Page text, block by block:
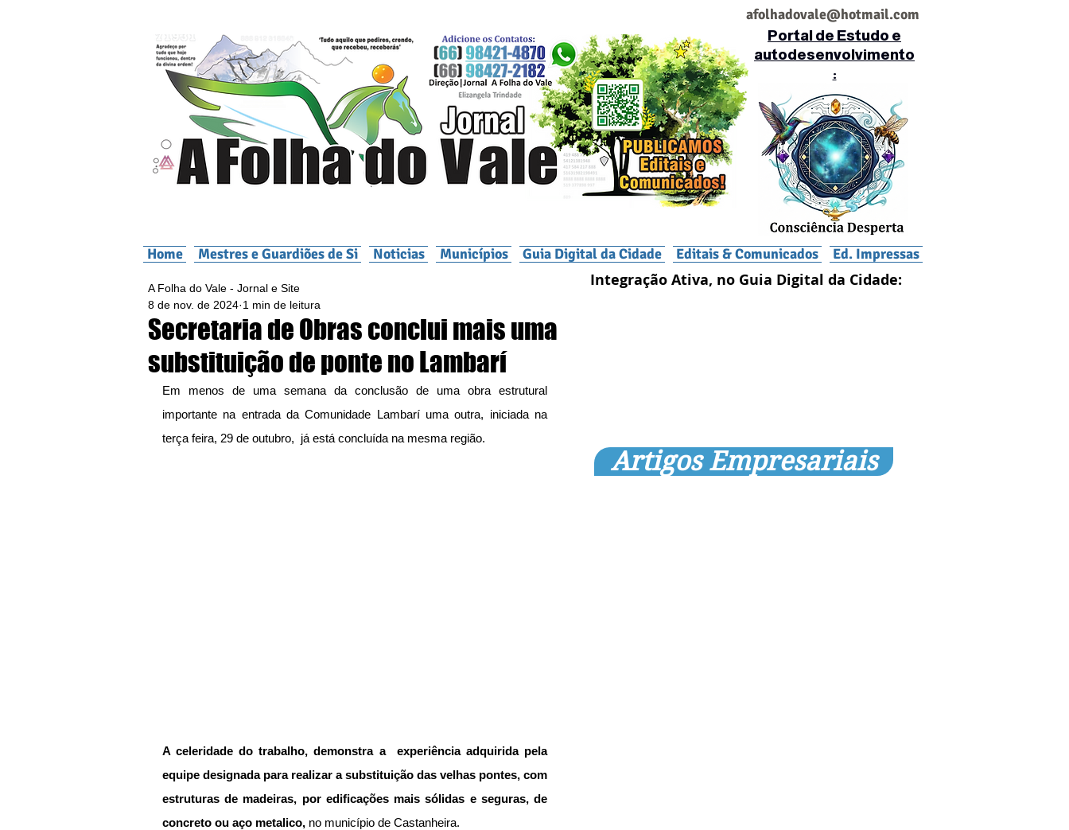
afolhadovale@hotmail.com
Portal de Estudo e
autodesenvolvimento
:
Home Mestres e Guardiões de Si Noticias Municípios Guia Digital da Cidade Editais & Comunicados Ed. Impressas
Secretaria de Obras conclui mais uma
substituição de ponte no Lambarí
A Folha do Vale - Jornal e Site
8 de nov. de 2024 1 min de leitura
Em menos de uma semana da conclusão de uma obra estrutural
importante na entrada da Comunidade Lambarí uma outra, iniciada na
terça feira, 29 de outubro,  já está concluída na mesma região.
A celeridade do trabalho, demonstra a  experiência adquirida pela
equipe designada para realizar a substituição das velhas pontes, com
estruturas de madeiras, por edificações mais sólidas e seguras, de
concreto ou aço metalico, no município de Castanheira.
Integração Ativa, no Guia Digital da Cidade:
Artigos Empresariais